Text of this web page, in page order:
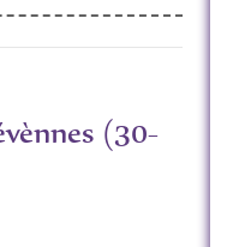
(30-